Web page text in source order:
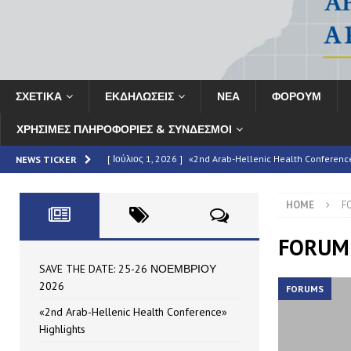
ΣΧΕΤΙΚΑ ΕΚΔΗΛΩΣΕΙΣ ΝΕΑ ΦΟΡΟΥΜ
ΧΡΗΣΙΜΕΣ ΠΛΗΡΟΦΟΡΙΕΣ & ΣΥΝΔΕΣΜΟΙ
NEWS TICKER [ Ιούλιος 1, 2026 ] «2nd Arab-Hellenic Health
[ Ιούνιος 16, 2026 ] ΣΥΝΟΠΤΙΚΗ ΕΚΘΕΣΗ: Το «2ο Αραβο-
HIGHLIGHTED
[ Μάιος 7, 2026 ] Partnership Announcement | 11th
SAVE THE DATE: 25-26 ΝΟΕΜΒΡΙΟΥ
HOME
FORUM
FORUMS
SAVE THE DATE: 25-26 ΝΟΕΜΒΡΙΟΥ
2026
«2nd Arab-Hellenic Health Conference»
Highlights